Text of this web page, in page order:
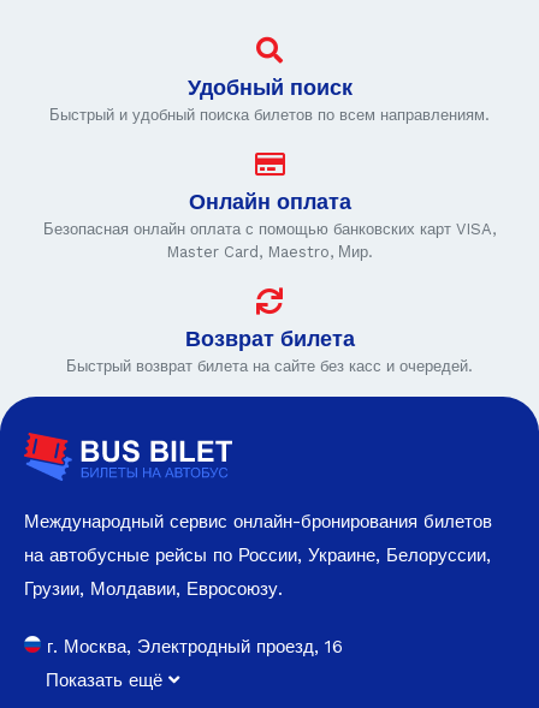
Удобный поиск
Быстрый и удобный поиска билетов по всем направлениям.
Онлайн оплата
Безопасная онлайн оплата с помощью банковских карт VISA,
Master Card, Maestro, Мир.
Возврат билета
Быстрый возврат билета на сайте без касс и очередей.
Международный сервис онлайн-бронирования билетов
на автобусные рейсы по России, Украине, Белоруссии,
Грузии, Молдавии, Евросоюзу.
г. Москва, Электродный проезд, 16
Показать ещё